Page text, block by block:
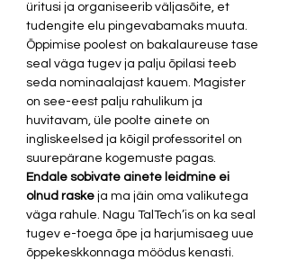
üritusi ja organiseerib väljasõite, et
tudengite elu pingevabamaks muuta.
Õppimise poolest on bakalaureuse tase
seal väga tugev ja palju õpilasi teeb
seda nominaalajast kauem. Magister
on see-eest palju rahulikum ja
huvitavam, üle poolte ainete on
ingliskeelsed ja kõigil professoritel on
suurepärane kogemuste pagas.
Endale sobivate ainete leidmine ei
olnud raske ja ma jäin oma valikutega
väga rahule. Nagu TalTech’is on ka seal
tugev e-toega õpe ja harjumisaeg uue
õppekeskkonnaga möödus kenasti.